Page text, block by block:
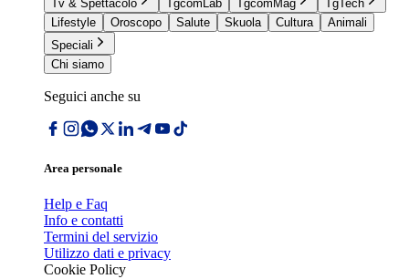
Tv & Spettacolo
TgcomLab TgcomMag
TgTech
Lifestyle
Oroscopo Salute Skuola Cultura
Animali
Speciali
Chi siamo
Seguici anche su
Area personale
Help e Faq
Info e contatti
Termini del servizio
Utilizzo dati e privacy
Cookie Policy